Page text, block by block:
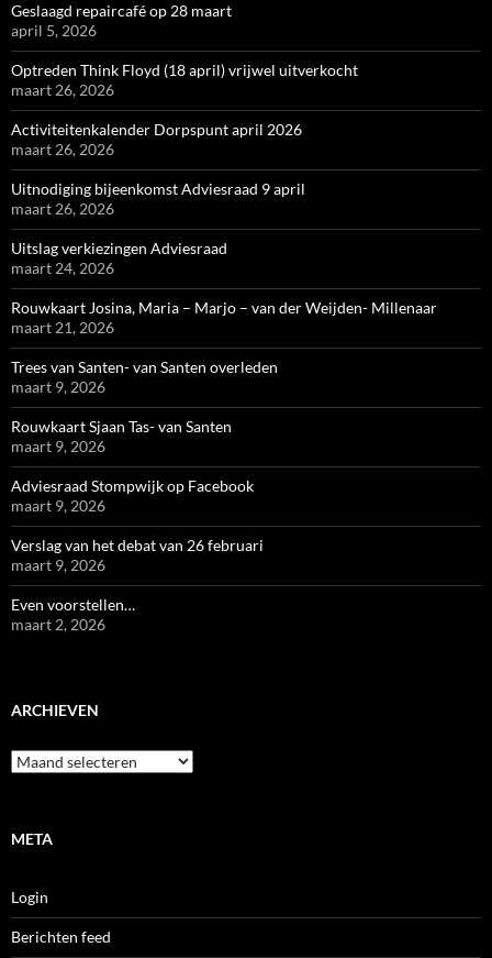
Geslaagd repaircafé op 28 maart
april 5, 2026
Optreden Think Floyd (18 april) vrijwel uitverkocht
maart 26, 2026
Activiteitenkalender Dorpspunt april 2026
maart 26, 2026
Uitnodiging bijeenkomst Adviesraad 9 april
maart 26, 2026
Uitslag verkiezingen Adviesraad
maart 24, 2026
Rouwkaart Josina, Maria – Marjo – van der Weijden- Millenaar
maart 21, 2026
Trees van Santen- van Santen overleden
maart 9, 2026
Rouwkaart Sjaan Tas- van Santen
maart 9, 2026
Adviesraad Stompwijk op Facebook
maart 9, 2026
Verslag van het debat van 26 februari
maart 9, 2026
Even voorstellen…
maart 2, 2026
ARCHIEVEN
Archieven
META
Login
Berichten feed